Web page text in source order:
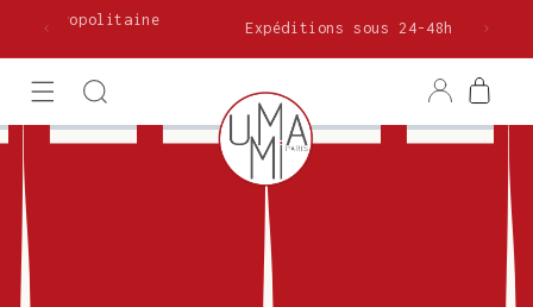
passer
Expéditions sous 24-48h !
ConnexionPanier